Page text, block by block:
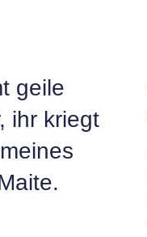
geile
ihr kriegt